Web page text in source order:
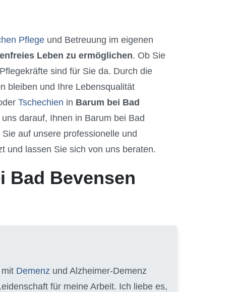
Pflege und Betreuung im eigenen
Leben zu ermöglichen. Ob Sie
sind für Sie da. Durch die
bleiben und Ihre Lebensqualität
Tschechien in Barum bei Bad
darauf, Ihnen in Barum bei Bad
auf unsere professionelle und
und lassen Sie sich von uns beraten.
Bad Bevensen
Demenz und Alzheimer-Demenz
für meine Arbeit. Ich liebe es,